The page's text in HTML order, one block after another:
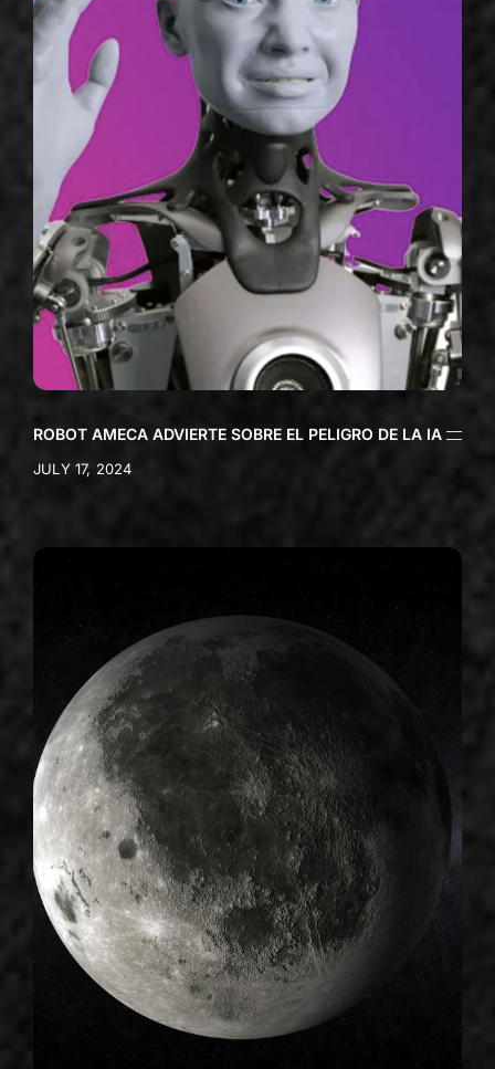
ROBOT AMECA ADVIERTE SOBRE EL PELIGRO DE LA IA
JULY 17, 2024